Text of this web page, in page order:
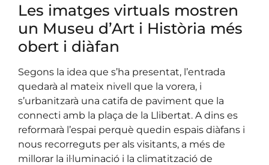
Les imatges virtuals mostren
un Museu d’Art i Història més
obert i diàfan
Segons la idea que s’ha presentat, l’entrada
quedarà al mateix nivell que la vorera, i
s’urbanitzarà una catifa de paviment que la
connecti amb la plaça de la Llibertat. A dins es
reformarà l’espai perquè quedin espais diàfans i
nous recorreguts per als visitants, a més de
millorar la il·luminació i la climatització de